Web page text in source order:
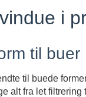
i
til buer
til buede
alt fra let